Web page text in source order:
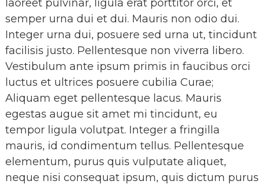
laoreet pulvinar, ligula erat porttitor orci, et
semper urna dui et dui. Mauris non odio dui.
Integer urna dui, posuere sed urna ut, tincidunt
facilisis justo. Pellentesque non viverra libero.
Vestibulum ante ipsum primis in faucibus orci
luctus et ultrices posuere cubilia Curae;
Aliquam eget pellentesque lacus. Mauris
egestas augue sit amet mi tincidunt, eu
tempor ligula volutpat. Integer a fringilla
mauris, id condimentum tellus. Pellentesque
elementum, purus quis vulputate aliquet,
neque nisi consequat ipsum, quis dictum purus